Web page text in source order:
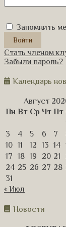
Запомнить
Стать членом
Забыли пароль?
Календарь
Август
Пн Вт Ср Чт Пт
3
4 5 6 7
10 11 12 13 14
17
18 19 20 21
24 25 26 27 28
31
« Июл
Новости